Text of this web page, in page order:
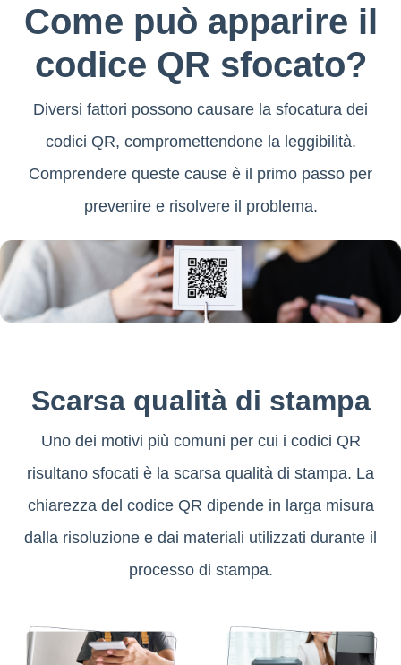
Come può apparire il
codice QR sfocato?
Diversi fattori possono causare la sfocatura dei
codici QR, compromettendone la leggibilità.
Comprendere queste cause è il primo passo per
prevenire e risolvere il problema.
Scarsa qualità di stampa
Uno dei motivi più comuni per cui i codici QR
risultano sfocati è la scarsa qualità di stampa. La
chiarezza del codice QR dipende in larga misura
dalla risoluzione e dai materiali utilizzati durante il
processo di stampa.